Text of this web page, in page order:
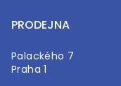
PRODEJNA
Palackého 7
Praha 1